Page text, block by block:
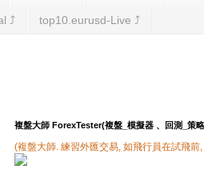
⤴︎ top10.eurusd-Live ⤴︎
複盤大師 ForexTester(複盤_模擬器 、回測_策
(複盤大師. 練習外匯交易, 如飛行員在試飛前